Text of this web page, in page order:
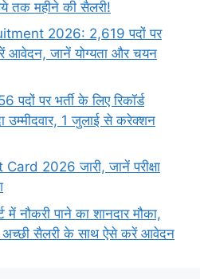
तक महीने की सैलरी!
2026: 2,619 पदों पर
आवेदन, जानें योग्यता और चयन
पर भर्ती के लिए रिकॉर्ड
उम्मीदवार, 1 जुलाई से करेक्शन
2026 जारी, जानें परीक्षा
नौकरी पाने का शानदार मौका,
अच्छी सैलरी के साथ ऐसे करें आवेदन